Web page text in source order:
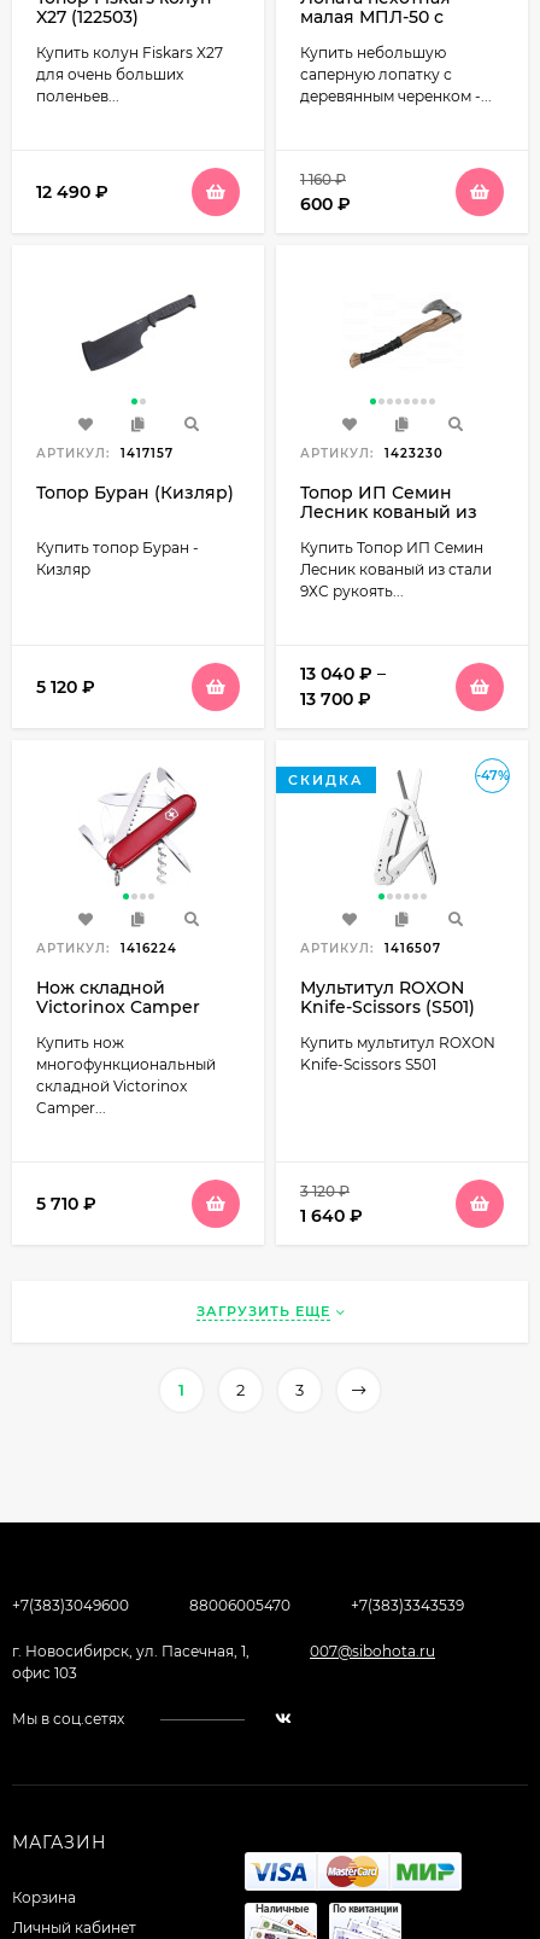
X27 (122503)
Купить колун Fiskars X27
для очень больших
поленьев...
12 490 ₽
малая МПЛ-50 с
Купить небольшую
саперную лопатку с
деревянным черенком -...
1 160₽
600 ₽
АРТИКУЛ: 1417157
Топор Буран (Кизляр)
Купить топор Буран -
Кизляр
5 120 ₽
АРТИКУЛ: 1423230
Топор ИП Семин
Лесник кованый из
ценные породы
древесины
Купить Топор ИП Семин
Лесник кованый из стали
9ХС рукоять...
13 040 ₽ –
13 700 ₽
АРТИКУЛ: 1416224
Нож складной
Victorinox Camper
Купить нож
многофункциональный
складной Victorinox
Camper...
5 710 ₽
-47%
СКИДКА
АРТИКУЛ: 1416507
Мультитул ROXON
Knife-Scissors (S501)
Купить мультитул ROXON
Knife-Scissors S501
3 120₽
1 640 ₽
ЗАГРУЗИТЬ ЕЩЕ
1 2 3
+7(383)3049600 88006005470 +7(383)3343539
г. Новосибирск, ул. Пасечная, 1,
офис 103
007@sibohota.ru
Мы в соц.сетях
МАГАЗИН
Корзина
Личный кабинет